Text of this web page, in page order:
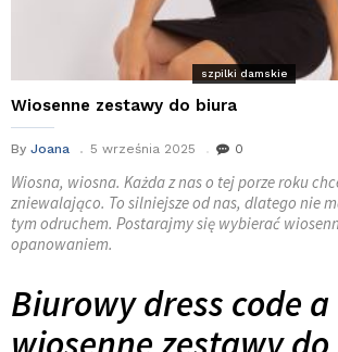
szpilki damskie
Wiosenne zestawy do biura
By Joana 5 września 2025 0
Wiosna, wiosna. Każda z nas o tej porze roku
zniewalająco. To silniejsze od nas, dlatego nie
tym odruchem. Postarajmy się wybierać
opanowaniem.
Biurowy dress code a